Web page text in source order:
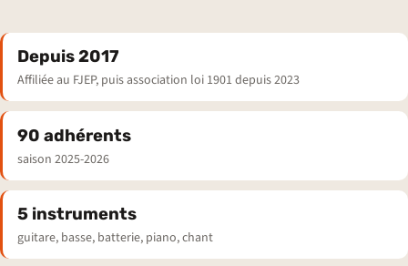
Depuis 2017
Affiliée au FJEP, puis association loi 1901 depuis 2023
90 adhérents
saison 2025-2026
5 instruments
guitare, basse, batterie, piano, chant